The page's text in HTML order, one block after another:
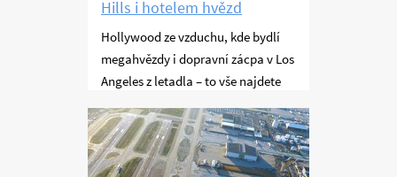
Hills i hotelem hvězd
Hollywood ze vzduchu, kde bydlí
megahvězdy i dopravní zácpa v Los
Angeles z letadla – to vše najdete
Létání